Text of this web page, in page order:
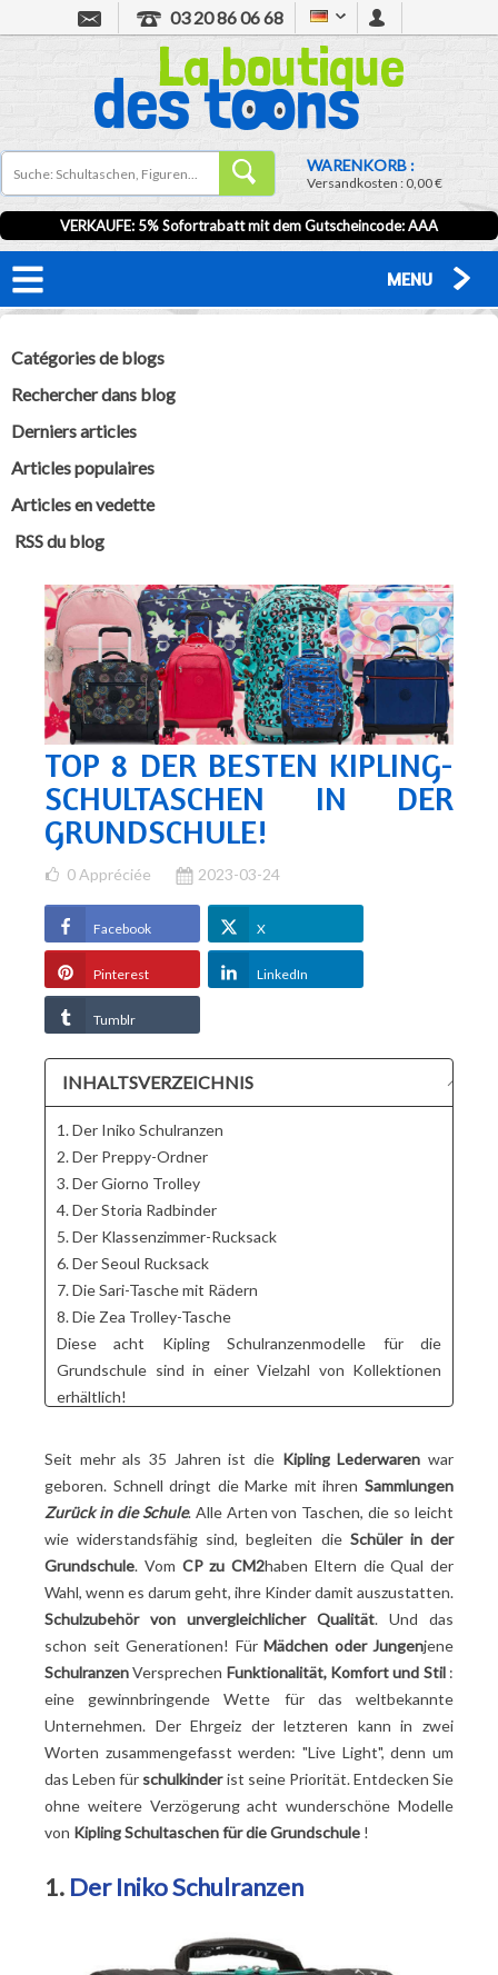
03 20 86 06 68
WARENKORB :
Versandkosten :0,00 €
VERKAUFE: 5% Sofortrabatt mit dem Gutscheincode:AAA
MENU
Catégories de blogs
Rechercher dans blog
Derniers articles
Articles populaires
Articles en vedette
RSS du blog
TOP 8 DER BESTEN KIPLING-
SCHULTASCHEN IN DER
GRUNDSCHULE!
0 Appréciée 2023-03-24
Facebook X
Pinterest LinkedIn
Tumblr
INHALTSVERZEICHNIS
1. Der Iniko Schulranzen
2. Der Preppy-Ordner
3. Der Giorno Trolley
4. Der Storia Radbinder
5. Der Klassenzimmer-Rucksack
6. Der Seoul Rucksack
7. Die Sari-Tasche mit Rädern
8. Die Zea Trolley-Tasche
Diese acht Kipling Schulranzenmodelle für die
Grundschule sind in einer Vielzahl von Kollektionen
erhältlich!
Seit mehr als 35 Jahren ist die Kipling Lederwaren war
geboren. Schnell dringt die Marke mit ihren Sammlungen
Zurück in die Schule. Alle Arten von Taschen, die so leicht
wie widerstandsfähig sind, begleiten die Schüler in der
Grundschule. Vom CP zu CM2haben Eltern die Qual der
Wahl, wenn es darum geht, ihre Kinder damit auszustatten.
Schulzubehör von unvergleichlicher Qualität. Und das
schon seit Generationen! Für Mädchen oder Jungenjene
SchulranzenVersprechen Funktionalität, Komfort und Stil:
eine gewinnbringende Wette für das weltbekannte
Unternehmen. Der Ehrgeiz der letzteren kann in zwei
Worten zusammengefasst werden: "Live Light", denn um
das Leben für schulkinderist seine Priorität. Entdecken Sie
ohne weitere Verzögerung acht wunderschöne Modelle
von Kipling Schultaschen für die Grundschule !
1. Der Iniko Schulranzen